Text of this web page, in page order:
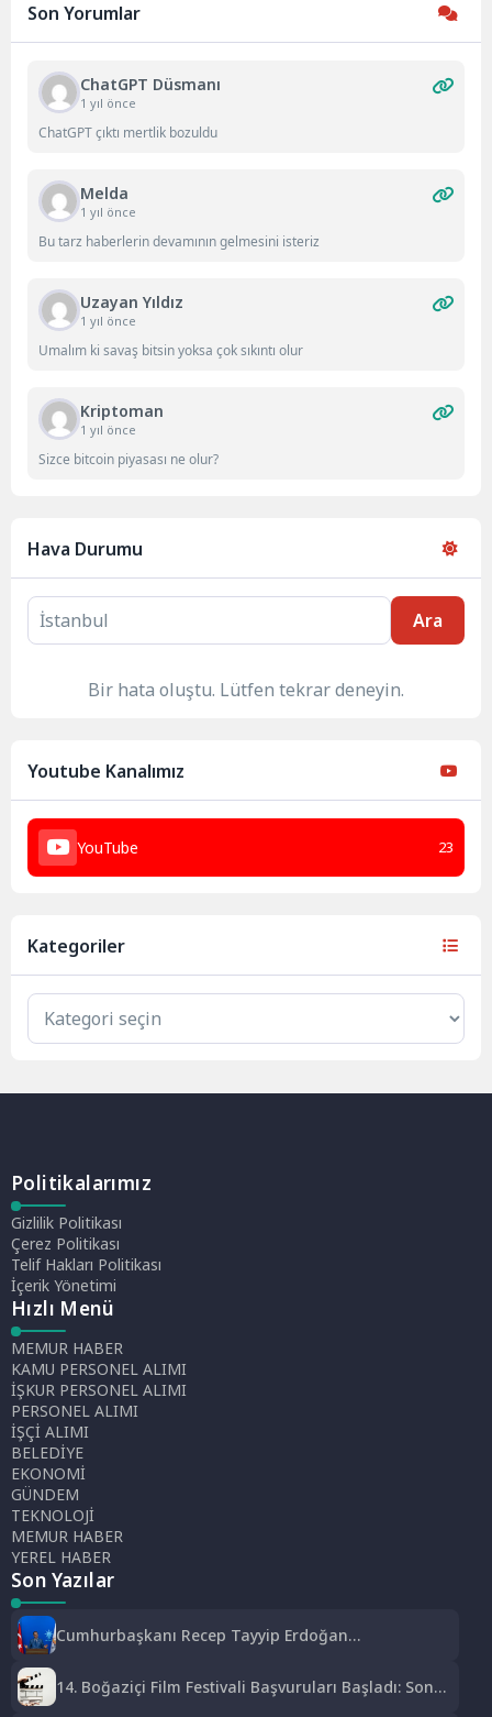
sosyal...
Son Yorumlar
ChatGPT Düsmanı
1 yıl önce
ChatGPT çıktı mertlik bozuldu
Melda
1 yıl önce
Bu tarz haberlerin devamının gelmesini isteriz
Uzayan Yıldız
1 yıl önce
Umalım ki savaş bitsin yoksa çok sıkıntı olur
Kriptoman
1 yıl önce
Sizce bitcoin piyasası ne olur?
Hava Durumu
Ara
Bir hata oluştu. Lütfen tekrar deneyin.
Youtube Kanalımız
YouTube 23
Kategoriler
Politikalarımız
Gizlilik Politikası
Çerez Politikası
Telif Hakları Politikası
İçerik Yönetimi
Hızlı Menü
MEMUR HABER
KAMU PERSONEL ALIMI
İŞKUR PERSONEL ALIMI
PERSONEL ALIMI
İŞÇİ ALIMI
BELEDİYE
EKONOMİ
GÜNDEM
TEKNOLOJİ
MEMUR HABER
YEREL HABER
Son Yazılar
Cumhurbaşkanı Recep Tayyip Erdoğan
“Terörsüz Türkiye” Süreci Oldu
14. Boğaziçi Film Festivali Başvuruları Başladı: Son